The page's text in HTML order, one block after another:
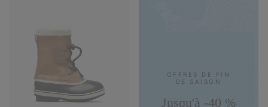
OFFRES DE FIN
DE SAISON
Jusqu'à -40 %